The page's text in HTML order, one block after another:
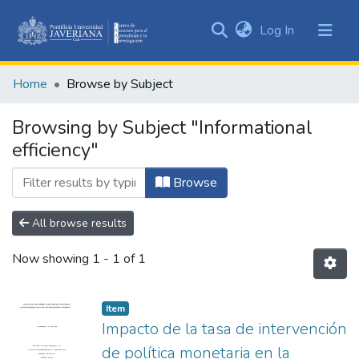
&
All of DSpace
Log In (current)
Home Browse by Subject
Browsing by Subject "Informational
efficiency"
Browse
All browse results
Now showing 1 - 1 of 1
Item
Impacto de la tasa de intervención
de política monetaria en la